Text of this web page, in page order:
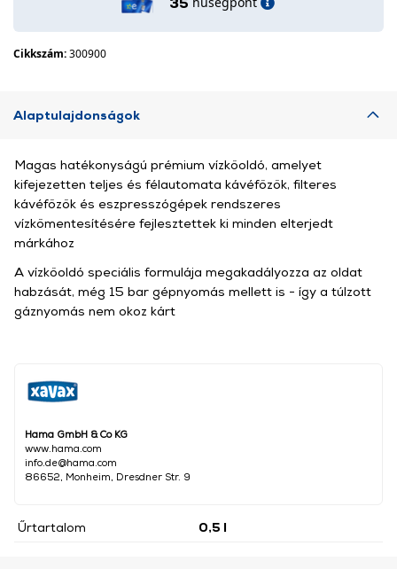
Cikkszám:300900
Alaptulajdonságok
Hama GmbH & Co KG
www.hama.com
info.de@hama.com
86652, Monheim, Dresdner Str. 9
Űrtartalom 0,5 l
Magas hatékonyságú prémium vízkőoldó, amelyet
kifejezetten teljes és félautomata kávéfőzők, filteres
kávéfőzők és eszpresszógépek rendszeres
vízkőmentesítésére fejlesztettek ki minden elterjedt
márkához
A vízkőoldó speciális formulája megakadályozza az oldat
habzását, még 15 bar gépnyomás mellett is - így a túlzott
gáznyomás nem okoz kárt